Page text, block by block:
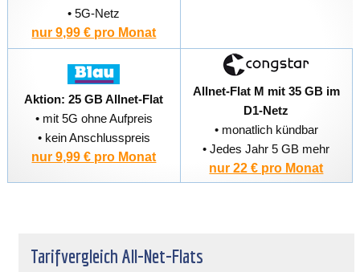
• 5G-Netz
nur 9,99 € pro Monat
Aktion: 25 GB Allnet-Flat
• mit 5G ohne Aufpreis
• kein Anschlusspreis
nur 9,99 € pro Monat
Allnet-Flat M mit 35 GB im
D1-Netz
• monatlich kündbar
• Jedes Jahr 5 GB mehr
nur 22 € pro Monat
Tarifvergleich All-Net-Flats